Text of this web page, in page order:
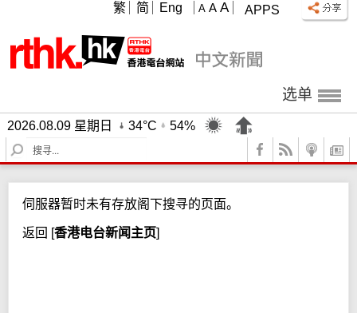
APPS
A A A
繁 简 Eng
选单
2026.08.09 星期日 34°C
54%
S
e
c
h
伺服器暂时未有存放阁下搜寻的页面。
返回 [香港电台新闻主页]